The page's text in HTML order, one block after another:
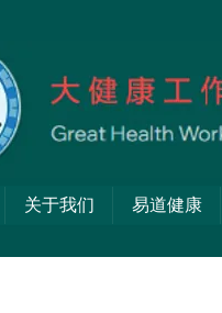
关于我们 易道健康